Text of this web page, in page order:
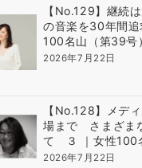
【No.129】継続
の音楽を30年間
100名山（第39号）
2026年7月22日
【No.128】メデ
場まで さまざま
て ３ ｜女性100
2026年7月22日